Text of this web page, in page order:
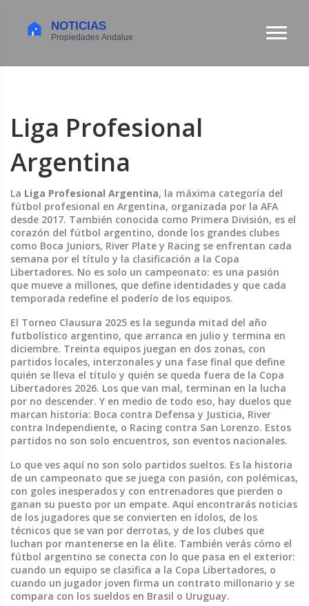
Liga Profesional
Argentina
La Liga Profesional Argentina, la máxima categoría del
fútbol profesional en Argentina, organizada por la AFA
desde 2017. También conocida como Primera División, es el
corazón del fútbol argentino, donde los grandes clubes
como Boca Juniors, River Plate y Racing se enfrentan cada
semana por el título y la clasificación a la Copa
Libertadores. No es solo un campeonato: es una pasión
que mueve a millones, que define identidades y que cada
temporada redefine el poderío de los equipos.
El Torneo Clausura 2025 es la segunda mitad del año
futbolístico argentino, que arranca en julio y termina en
diciembre. Treinta equipos juegan en dos zonas, con
partidos locales, interzonales y una fase final que define
quién se lleva el título y quién se queda fuera de la Copa
Libertadores 2026. Los que van mal, terminan en la lucha
por no descender. Y en medio de todo eso, hay duelos que
marcan historia: Boca contra Defensa y Justicia, River
contra Independiente, o Racing contra San Lorenzo. Estos
partidos no son solo encuentros, son eventos nacionales.
Lo que ves aquí no son solo partidos sueltos. Es la historia
de un campeonato que se juega con pasión, con polémicas,
con goles inesperados y con entrenadores que pierden o
ganan su puesto por un empate. Aquí encontrarás noticias
de los jugadores que se convierten en ídolos, de los
técnicos que se van por derrotas, y de los clubes que
luchan por mantenerse en la élite. También verás cómo el
fútbol argentino se conecta con lo que pasa en el exterior:
cuando un equipo se clasifica a la Copa Libertadores, o
cuando un jugador joven firma un contrato millonario y se
compara con los sueldos en Brasil o Uruguay.